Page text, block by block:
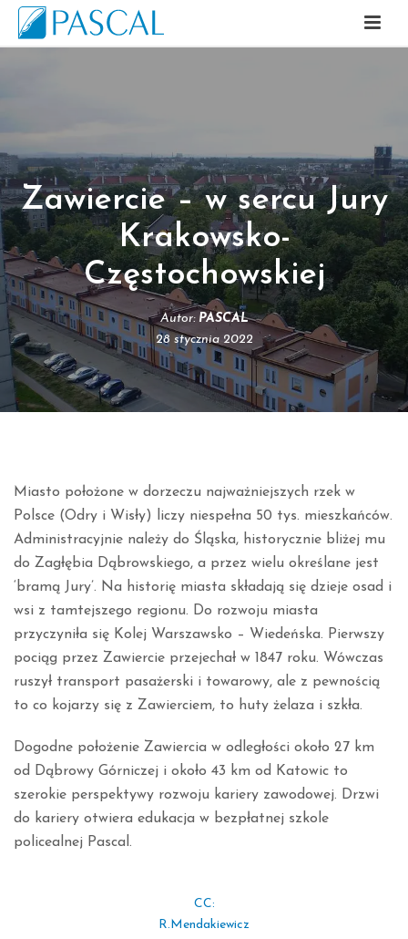
Zawiercie – w sercu Jury
Krakowsko-
Częstochowskiej
Autor: PASCAL
28 stycznia 2022
Miasto położone w dorzeczu najważniejszych rzek w
Polsce (Odry i Wisły) liczy niespełna 50 tys. mieszkańców.
Administracyjnie należy do Śląska, historycznie bliżej mu
do Zagłębia Dąbrowskiego, a przez wielu określane jest
‘bramą Jury’. Na historię miasta składają się dzieje osad i
wsi z tamtejszego regionu. Do rozwoju miasta
przyczyniła się Kolej Warszawsko – Wiedeńska. Pierwszy
pociąg przez Zawiercie przejechał w 1847 roku. Wówczas
ruszył transport pasażerski i towarowy, ale z pewnością
to co kojarzy się z Zawierciem, to huty żelaza i szkła.
Dogodne położenie Zawiercia w odległości około 27 km
od Dąbrowy Górniczej i około 43 km od Katowic to
szerokie perspektywy rozwoju kariery zawodowej. Drzwi
do kariery otwiera edukacja w bezpłatnej szkole
policealnej Pascal.
CC:
R.Mendakiewicz